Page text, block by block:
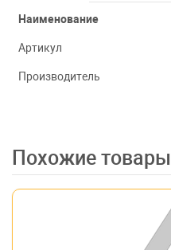
Наименование
Артикул
Производитель
Похожие товары